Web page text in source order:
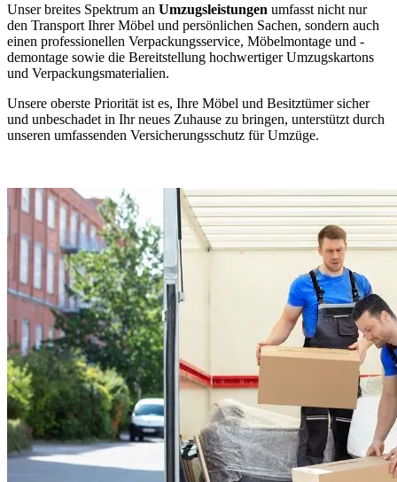
Unser breites Spektrum an Umzugsleistungen umfasst nicht nur
den Transport Ihrer Möbel und persönlichen Sachen, sondern auch
einen professionellen Verpackungsservice, Möbelmontage und -
demontage sowie die Bereitstellung hochwertiger Umzugskartons
und Verpackungsmaterialien.
Unsere oberste Priorität ist es, Ihre Möbel und Besitztümer sicher
und unbeschadet in Ihr neues Zuhause zu bringen, unterstützt durch
unseren umfassenden Versicherungsschutz für Umzüge.